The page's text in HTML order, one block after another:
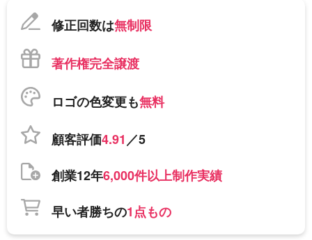
修正回数は無制限
著作権完全譲渡
ロゴの色変更も無料
顧客評価4.91／5
創業12年6,000件以上制作実績
早い者勝ちの1点もの